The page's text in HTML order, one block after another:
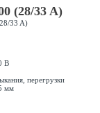
(28/33 A)
В
перегрузки
мм